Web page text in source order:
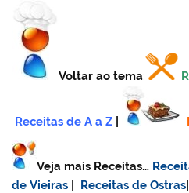
Voltar ao tema:
Receitas de A a Z
Veja mais Receitas…
de Vieiras
Receitas de Ostras